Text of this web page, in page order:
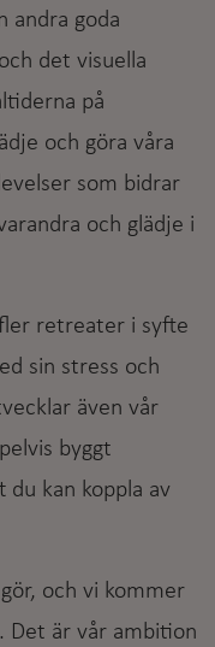
andra goda
det visuella
på
och göra våra
som bidrar
och glädje i
retreater i syfte
sin stress och
även vår
byggt
du kan koppla av
och vi kommer
Det är vår ambition